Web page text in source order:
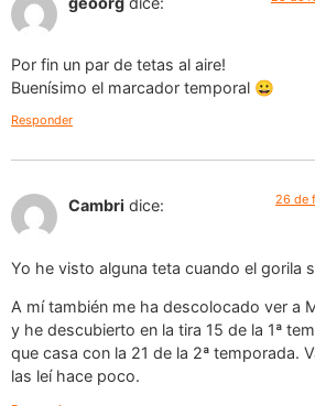
Por fin un par de tetas al aire!
Buenísimo el marcador temporal 😀
Responder
Cambri dice: 26 de
Yo he visto alguna teta cuando el gorila
A mí también me ha descolocado ver a
y he descubierto en la tira 15 de la 1ª
que casa con la 21 de la 2ª temporada.
las leí hace poco.